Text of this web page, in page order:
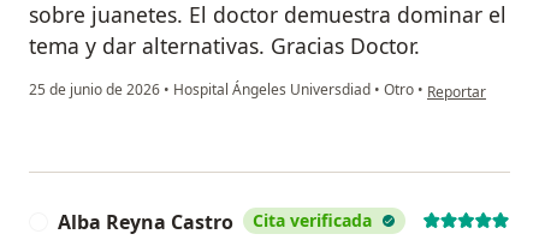
sobre juanetes. El doctor demuestra dominar el
tema y dar alternativas. Gracias Doctor.
25 de junio de 2026 • Hospital Ángeles Universdiad • Otro • en opinión del
Reportar
Alba Reyna Castro Cita verificada